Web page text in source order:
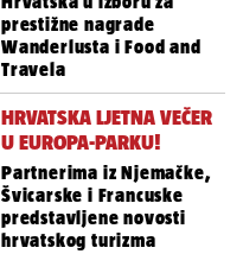
prestižne nagrade
Wanderlusta i Food and
Travela
HRVATSKA LJETNA VEČER
U EUROPA-PARKU!
Partnerima iz Njemačke,
Švicarske i Francuske
predstavljene novosti
hrvatskog turizma